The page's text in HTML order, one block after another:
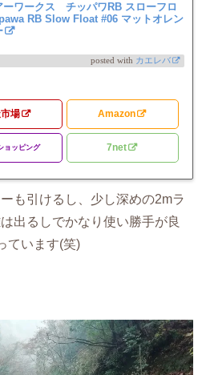
ーワークス チッパワRB スローフロ
RB Slow Float #06 マットオレン
posted with カエレバ
場 Amazon
ョッピング 7net
も引けるし、少し深めの2mラ
出るしでかなり使い勝手が良
ています(笑)